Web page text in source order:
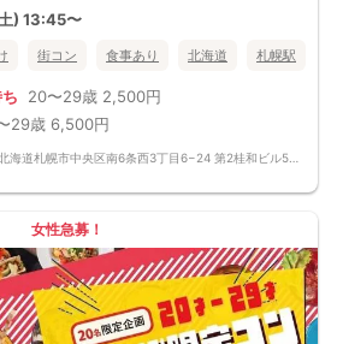
ート！
がスタート！「何を話そう…」と悩むことな
。
マッチングゲーム開催！
時点で最少開催人数に満たない場合
ドリンクも豊富にご用意しています！
) 13:45〜
街コン 食事あり 北海道 札幌駅
20〜29歳 2,500円
29歳 6,500円
女性急募！